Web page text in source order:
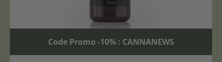
Code Promo -10% : CANNANEWS